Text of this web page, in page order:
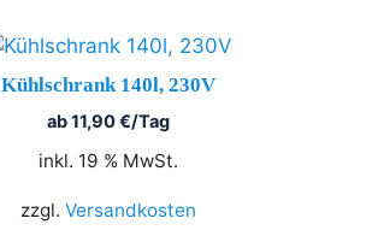
Kühlschrank 140l, 230V
ab11,90€/Tag
inkl. 19 % MwSt.
zzgl. Versandkosten